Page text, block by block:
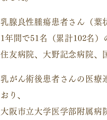
乳腺良性腫瘍患者さん（葉
1年間で51名（累計102名
住友病院、大野記念病院、
乳がん術後患者さんの医療
おり、
大阪市立大学医学部附属病